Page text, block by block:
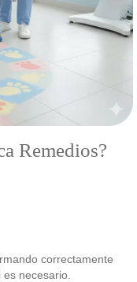
Remedios?
correctamente
necesario.